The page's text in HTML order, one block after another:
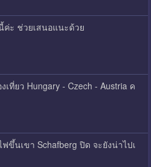
ค่ะ ช่วยเสนอแนะด้วย
ที่ยว Hungary - Czech - Austria ค
ขึ้นเขา Schafberg ปิด จะยังน่าไปเ